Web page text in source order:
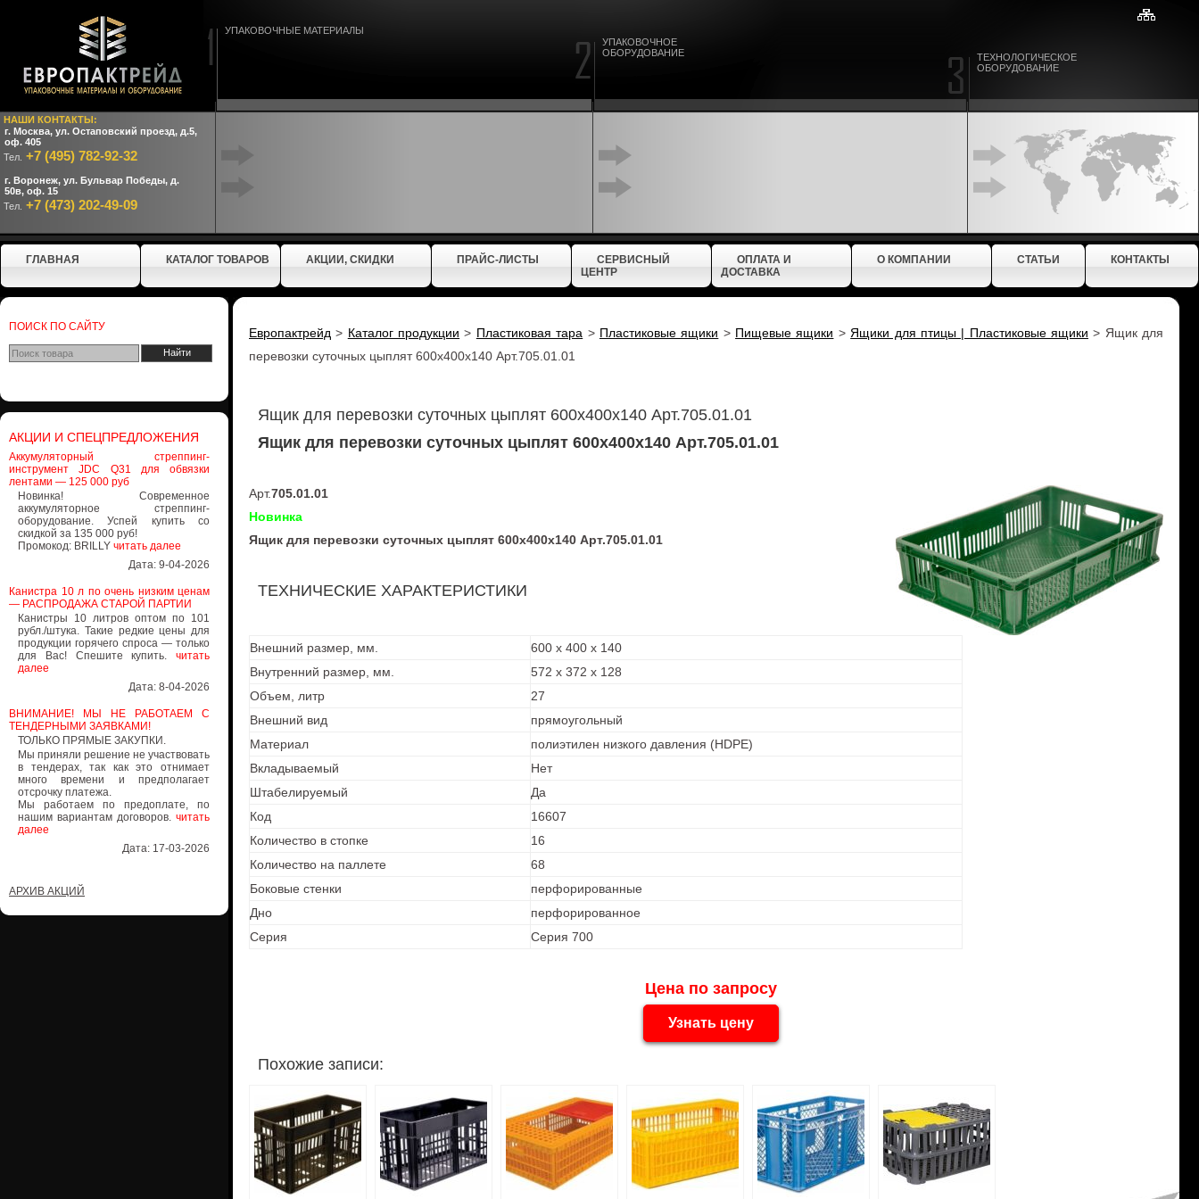
НАШИ КОНТАКТЫ:
г. Москва, ул. Остаповский проезд, д.5,
оф. 405
Тел. +7 (495) 782-92-32
г. Воронеж, ул. Бульвар Победы, д.
50в, оф. 15
Тел. +7 (473) 202-49-09
УПАКОВОЧНЫЕ МАТЕРИАЛЫ
УПАКОВОЧНОЕ
ОБОРУДОВАНИЕ
ТЕХНОЛОГИЧЕСКОЕ
ОБОРУДОВАНИЕ
ГЛАВНАЯ КАТАЛОГ ТОВАРОВ АКЦИИ, СКИДКИ ПРАЙС-ЛИСТЫ
СЕРВИСНЫЙ
ЦЕНТР
ОПЛАТА И
ДОСТАВКА
О КОМПАНИИ СТАТЬИ КОНТАКТЫ
ПОИСК ПО САЙТУ
АКЦИИ И СПЕЦПРЕДЛОЖЕНИЯ
Аккумуляторный стреппинг-
инструмент JDC Q31 для обвязки
лентами — 125 000 руб
Новинка! Современное
аккумуляторное стреппинг-
оборудование. Успей купить со
скидкой за 135 000 руб!
Промокод: BRILLY читать далее
Дата: 9-04-2026
Канистра 10 л по очень низким ценам
— РАСПРОДАЖА СТАРОЙ ПАРТИИ
Канистры 10 литров оптом по 101
рубл./штука. Такие редкие цены для
продукции горячего спроса — только
для Вас! Спешите купить. читать
далее
Дата: 8-04-2026
ВНИМАНИЕ! МЫ НЕ РАБОТАЕМ С
ТЕНДЕРНЫМИ ЗАЯВКАМИ!
ТОЛЬКО ПРЯМЫЕ ЗАКУПКИ.
Мы приняли решение не участвовать
в тендерах, так как это отнимает
много времени и предполагает
отсрочку платежа.
Мы работаем по предоплате, по
нашим вариантам договоров. читать
далее
Дата: 17-03-2026
АРХИВ АКЦИЙ
Европактрейд > Каталог продукции > Пластиковая тара > Пластиковые ящики > Пищевые ящики > Ящики для птицы | Пластиковые ящики > Ящик для
перевозки суточных цыплят 600х400х140 Арт.705.01.01
Ящик для перевозки суточных цыплят 600х400х140 Арт.705.01.01
Ящик для перевозки суточных цыплят 600х400х140 Арт.705.01.01
Арт.705.01.01
Новинка
Ящик для перевозки суточных цыплят 600х400х140 Арт.705.01.01
ТЕХНИЧЕСКИЕ ХАРАКТЕРИСТИКИ
Внешний размер, мм.
600 x 400 x 140
Внутренний размер, мм.
572 x 372 x 128
Объем, литр
27
Внешний вид
прямоугольный
Материал
полиэтилен низкого давления (HDPE)
Вкладываемый
Нет
Штабелируемый
Да
Код
16607
Количество в стопке
16
Количество на паллете
68
Боковые стенки
перфорированные
Дно
перфорированное
Серия
Серия 700
Цена по запросу
Узнать цену
Похожие записи: